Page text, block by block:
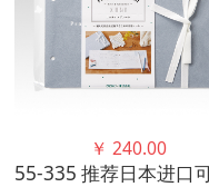
￥ 240.00